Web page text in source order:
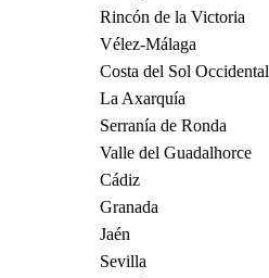
Rincón de la Victoria
Vélez-Málaga
Costa del Sol Occidental
La Axarquía
Serranía de Ronda
Valle del Guadalhorce
Cádiz
Granada
Jaén
Sevilla